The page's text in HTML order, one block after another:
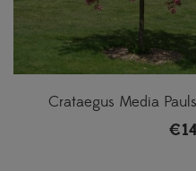
Crataegus Media
€